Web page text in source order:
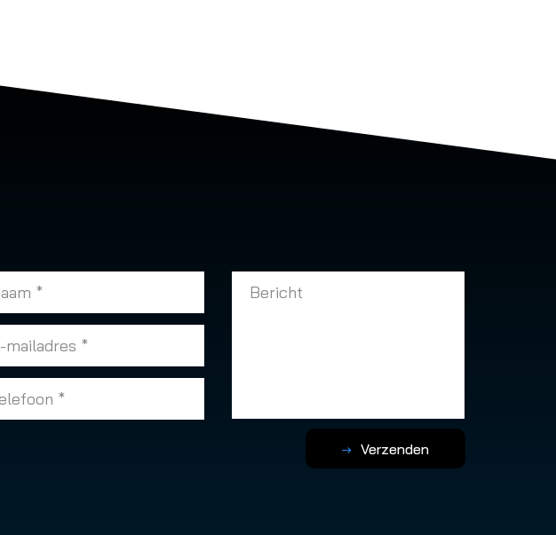
Verzenden